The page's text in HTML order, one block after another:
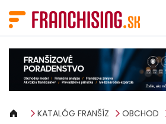
KATALÓG FRANŠÍZ OBCHOD